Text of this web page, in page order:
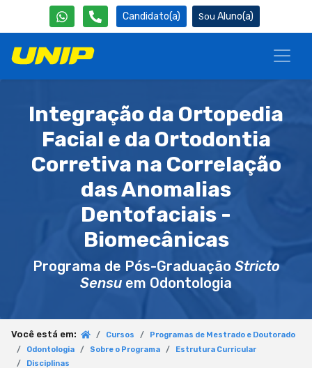
Candidato(a) Aluno(a)
Integração da Ortopedia
Facial e da Ortodontia
Corretiva na Correlação
das Anomalias
Dentofaciais -
Biomecânicas
Programa de Pós-Graduação Stricto
Sensu em Odontologia
Você está em: Cursos
Programas de Mestrado e Doutorado
Odontologia
Sobre o Programa
Estrutura Curricular
Disciplinas